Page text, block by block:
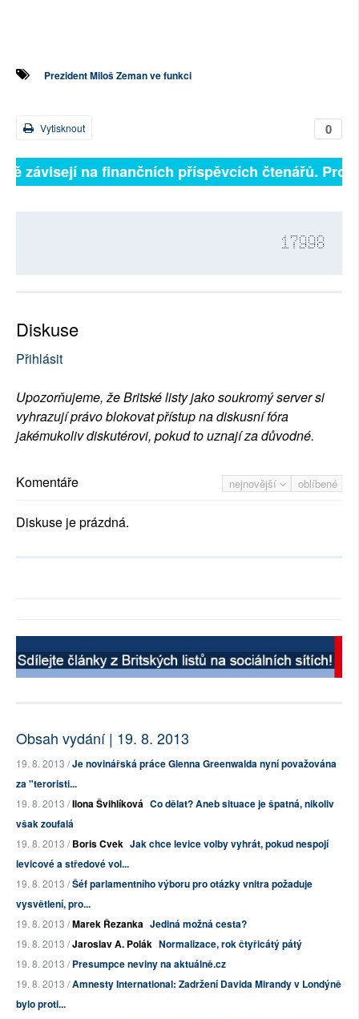
Prezident Miloš Zeman ve funkci
0
Vytisknout
závisejí na finančních příspěvcích čtenářů.
17998
Diskuse
Přihlásit
Upozorňujeme, že Britské listy jako soukromý server si
vyhrazují právo blokovat přístup na diskusní fóra
jakémukoliv diskutérovi, pokud to uznají za důvodné.
nejnovější oblíbené
Komentáře
Diskuse je prázdná.
Obsah vydání | 19. 8. 2013
19. 8. 2013 /Je novinářská práce Glenna Greenwalda nyní považována
za "teroristi...
19. 8. 2013 /Ilona Švihlíková Co dělat? Aneb situace je špatná, nikoliv
však zoufalá
19. 8. 2013 /Boris Cvek Jak chce levice volby vyhrát, pokud nespojí
levicové a středové vol...
19. 8. 2013 /Šéf parlamentního výboru pro otázky vnitra požaduje
vysvětlení, pro...
19. 8. 2013 /Marek Řezanka Jediná možná cesta?
19. 8. 2013 /Jaroslav A. Polák Normalizace, rok čtyřicátý pátý
19. 8. 2013 /Presumpce neviny na aktuálně.cz
19. 8. 2013 /Amnesty International: Zadržení Davida Mirandy v Londýně
bylo proti...